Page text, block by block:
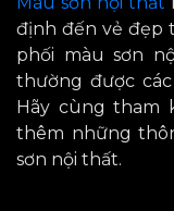
định đến vẻ đẹp
phối màu sơn
thường được
Hãy cùngtham
thêm những
sơn nội thất.